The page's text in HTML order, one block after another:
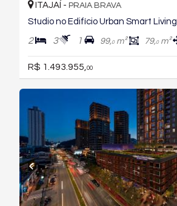
ITAJAÍ - PRAIA BRAVA
Studio no Edifício Urban Smart Living
2 3 1 99,0m² 79,0m²
R$ 1.493.955, 00